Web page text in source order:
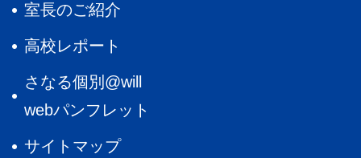
室長のご紹介
高校レポート
さなる個別@will
webパンフレット
サイトマップ